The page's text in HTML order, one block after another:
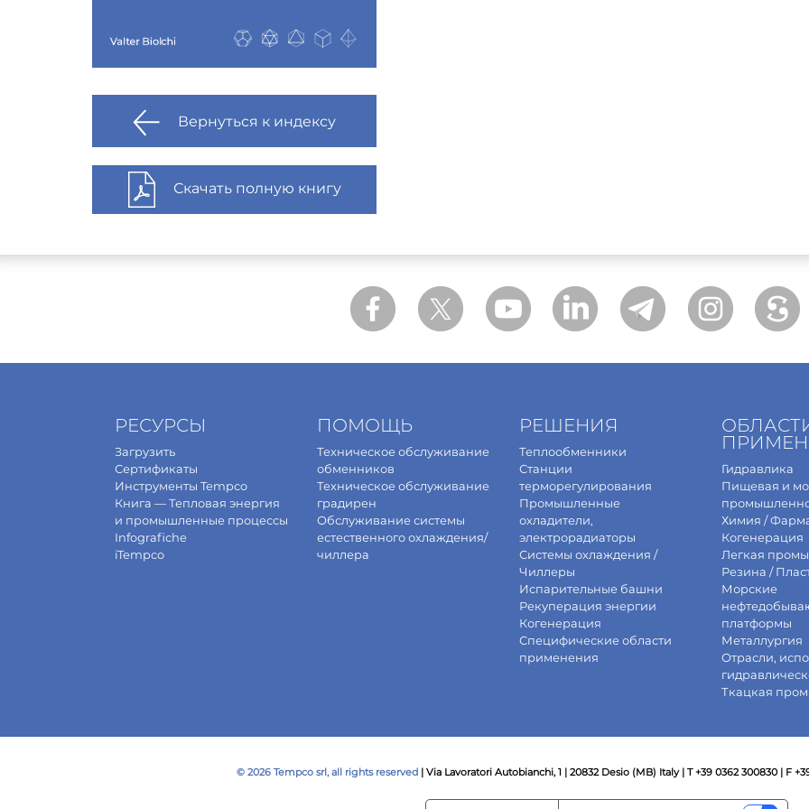
Вернуться к индексу
Скачать полную книгу
РЕСУРСЫ
Загрузить
Сертификаты
Инструменты Tempco
Книга — Тепловая энергия
и промышленные процессы
Infografiche
iTempco
ПОМОЩЬ
Техническое обслуживание
обменников
Техническое обслуживание
градирен
Обслуживание системы
естественного охлаждения/
чиллера
РЕШЕНИЯ
Теплообменники
Станции
терморегулирования
Промышленные
охладители,
электрорадиаторы
Системы охлаждения /
Чиллеры
Испарительные башни
Рекуперация энергии
Когенерация
Специфические области
применения
Гидравлика
Пищевая и
Химия /
Когенерация
Легкая
Резина /
Морские
платформы
Металлургия
Отрасли,
Ткацкая
© 2026 Tempco srl, all rights reserved| Via Lavoratori Autobianchi, 1 | 20832 Desio (MB) Italy | T +39 0362 300830 | F